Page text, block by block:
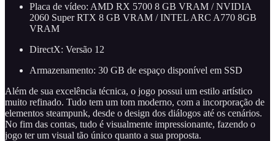
Placa de vídeo: AMD RX 5700 8 GB VRAM / NVIDIA
2060 Super RTX 8 GB VRAM / INTEL ARC A770 8GB
VRAM
DirectX: Versão 12
Armazenamento: 30 GB de espaço disponível em SSD
Além de sua excelência técnica, o jogo possui um estilo artístico
muito refinado. Tudo tem um tom moderno, com a incorporação de
elementos steampunk, desde o design dos diálogos até os cenários.
No fim das contas, tudo é visualmente impressionante, fazendo o
jogo ter um visual tão único quanto a sua proposta.